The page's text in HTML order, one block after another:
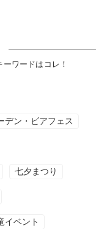
ワードはコレ！
デン・ビアフェス
七夕まつり
イベント